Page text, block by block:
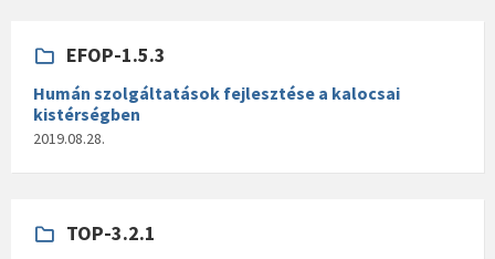
EFOP-1.5.3
Humán szolgáltatások fejlesztése a kalocsai
kistérségben
2019.08.28.
TOP-3.2.1